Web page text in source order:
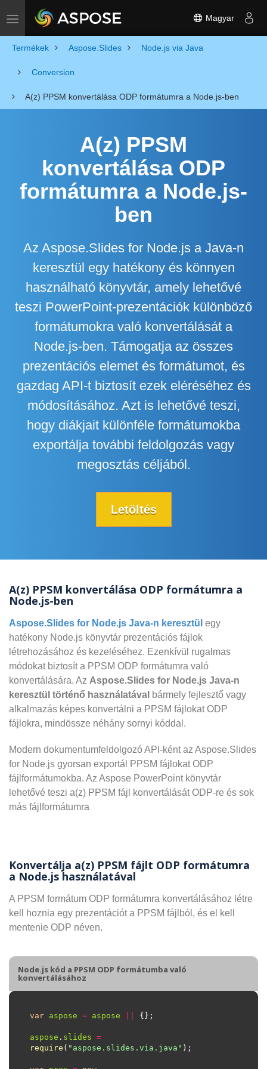
Toggle navigation Magyar
Termékek Aspose.Slides Node.js via Java
Conversion
A(z) PPSM konvertálása ODP formátumra a Node.js-ben
A(z) PPSM
konvertálása ODP
formátumra a Node.js-
ben
Az Aspose.Slides for Node.js a Java-n
keresztül egy hatékony és könnyen
használható könyvtár, amely lehetővé
teszi PowerPoint-prezentációk különböző
formátumokra való konvertálását a
Node.js-ben. Támogatja az összes
prezentációs elemet és formátumot, és
gazdag API-t biztosít ezek eléréséhez és
módosításához. Azt is lehetővé teszi,
hogy diákjait különféle formátumokba
exportálja további feldolgozás vagy
megosztás céljából.
Letöltés
A(z) PPSM konvertálása ODP formátumra a
Node.js-ben
Aspose.Slides for Node.js Java-n keresztül egy
hatékony Node.js könyvtár prezentációs fájlok
létrehozásához és kezeléséhez. Ezenkívül rugalmas
módokat biztosít a PPSM ODP formátumra való
konvertálására. Az Aspose.Slides for Node.js Java-n
keresztül történő használatával bármely fejlesztő vagy
alkalmazás képes konvertálni a PPSM fájlokat ODP
fájlokra, mindössze néhány sornyi kóddal.
Modern dokumentumfeldolgozó API-ként az Aspose.Slides
for Node.js gyorsan exportál PPSM fájlokat ODP
fájlformátumokba. Az Aspose PowerPoint könyvtár
lehetővé teszi a(z) PPSM fájl konvertálását ODP-re és sok
más fájlformátumra
Konvertálja a(z) PPSM fájlt ODP formátumra
a Node.js használatával
A PPSM formátum ODP formátumra konvertálásához létre
kell hoznia egy prezentációt a PPSM fájlból, és el kell
mentenie ODP néven.
Node.js kód a PPSM ODP formátumba való
konvertálásához
var aspose = aspose
aspose . slides =
require ( "aspose.slides.via.java"